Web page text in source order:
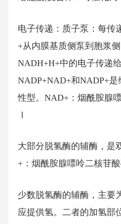
电子传递：质子泵：每传
+从内膜基质侧泵到胞浆
NADH+H+中的电子传递
NADP+NAD+和NADP+是
性型。NAD+：烟酰胺腺
Ⅰ
大部分脱氢酶的辅酶，是
+：烟酰胺腺嘌呤二核苷
少数脱氢酶的辅酶，主要
应提供氢。二者的加氢部